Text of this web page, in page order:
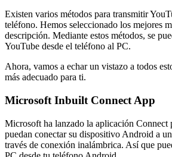
Existen varios métodos para transmitir
teléfono. Hemos seleccionado los mejores
descripción. Mediante estos métodos, se
YouTube desde el teléfono al PC.
Ahora, vamos a echar un vistazo a todos
más adecuado para ti.
Microsoft Inbuilt Connect App
Microsoft ha lanzado la aplicación Connect
puedan conectar su dispositivo Android a
través de conexión inalámbrica. Así que